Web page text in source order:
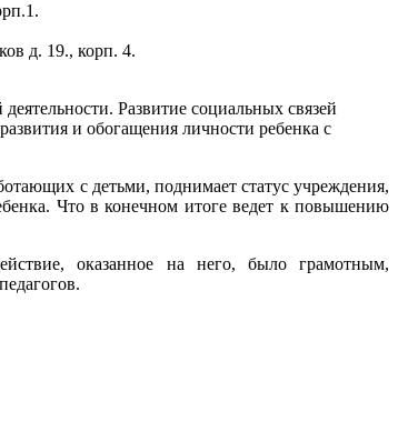
д. 19., корп. 4.
Развитие социальных связей
и обогащения личности ребенка с
с детьми, поднимает статус учреждения,
Что в конечном итоге ведет к повышению
оказанное на него, было грамотным,